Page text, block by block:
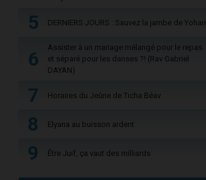
5 DERNIERS JOURS : Sauvez la jambe de Yohan
6
Assister à un mariage mélangé pour le repas
et séparé pour les danses ?! (Rav Gabriel
DAYAN)
7 Horaires du Jeûne de Ticha Béav
8 Elyana au buisson ardent
9 Être Juif, ça vaut des milliards